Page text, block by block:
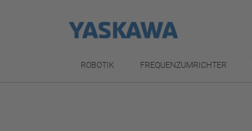
ROBOTIK FREQUENZUMRICHTER